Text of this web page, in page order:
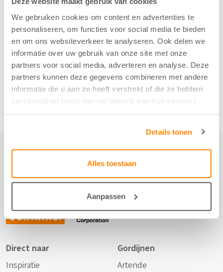
We gebruiken cookies om content en advertenties te
personaliseren, om functies voor social media te bieden
en om ons websiteverkeer te analyseren. Ook delen we
informatie over uw gebruik van onze site met onze
partners voor social media, adverteren en analyse. Deze
partners kunnen deze gegevens combineren met andere
informatie die u aan ze heeft verstrekt of die ze hebben
verzameld op basis van uw gebruik van hun services.
Details tonen
Alles toestaan
Aanpassen
Not just
curtains.
Direct naar
Inspiratie
Gordijnen
Artende